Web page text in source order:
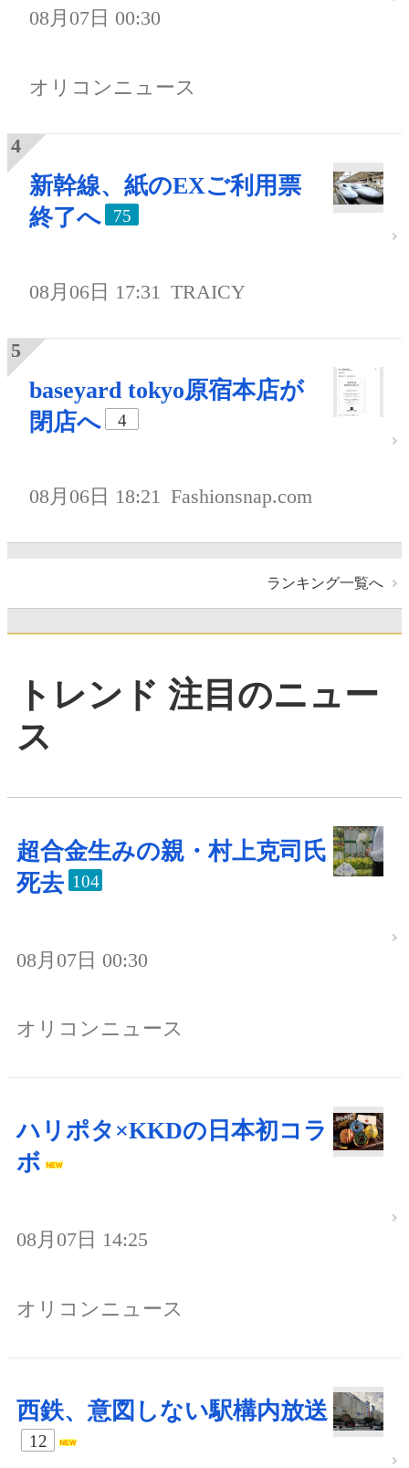
08月07日 00:30
オリコンニュース
新幹線、紙のEXご利用票
終了へ
75
08月06日 17:31 TRAICY
baseyard tokyo原宿本店が
閉店へ
4
08月06日 18:21 Fashionsnap.com
ランキング一覧へ
トレンド 注目のニュー
ス
超合金生みの親・村上克司氏
死去 104
08月07日 00:30
オリコンニュース
ハリポタ×KKDの日本初コラ
ボ
08月07日 14:25
オリコンニュース
西鉄、意図しない駅構内放送
12